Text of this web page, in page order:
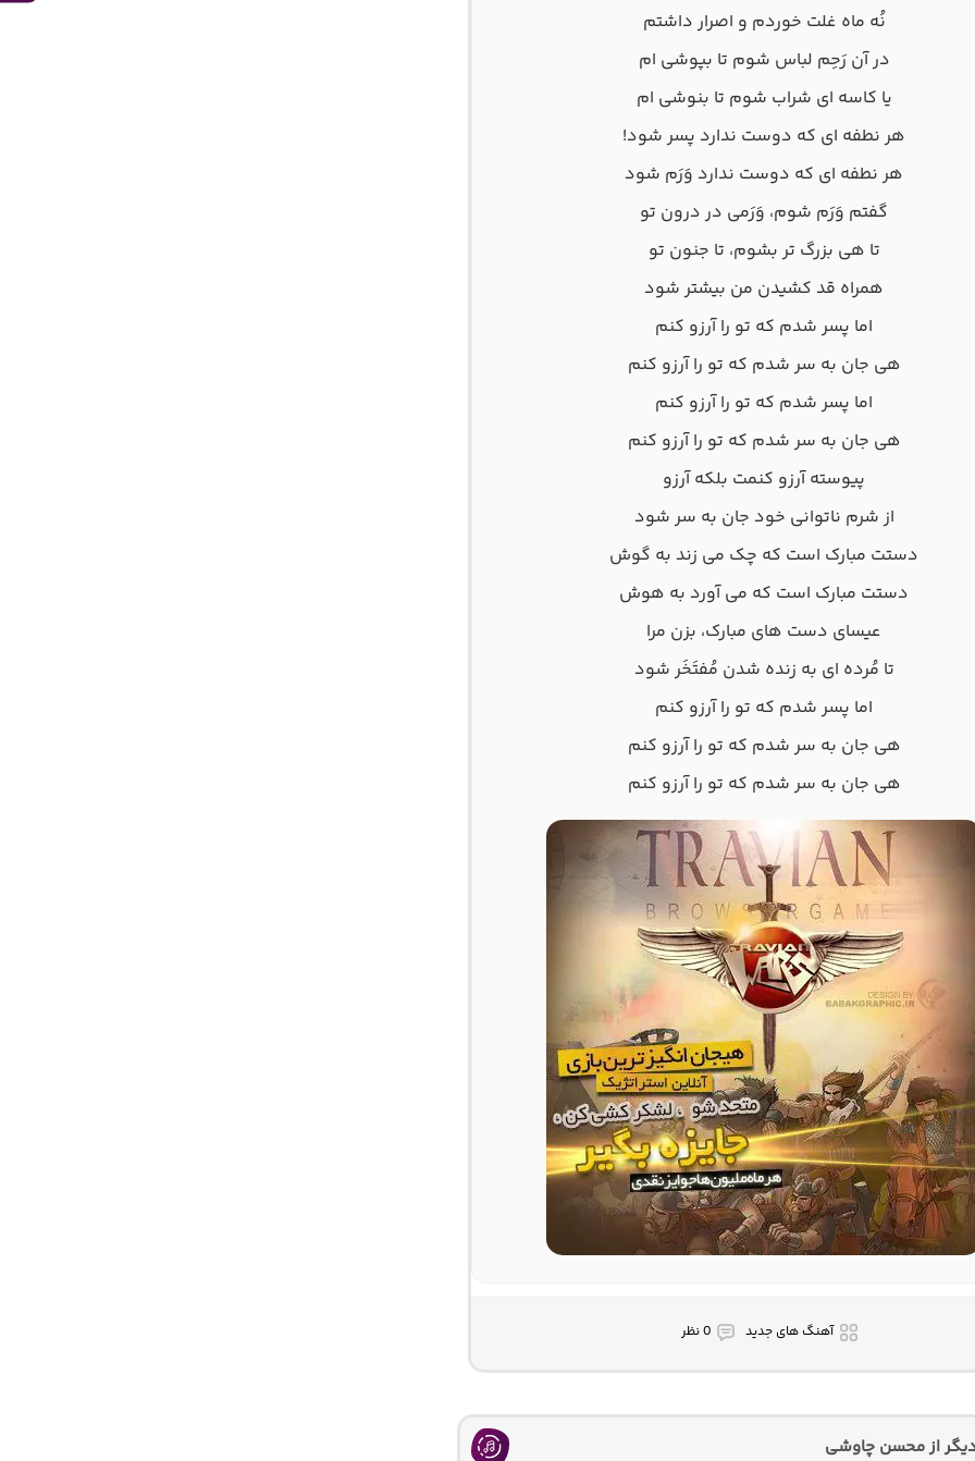
نُه ماه غلت خوردم و اصرار داشتم
در آن رَحِم لباس شوم تا بپوشی ام
یا کاسه ای شراب شوم تا بنوشی ام
هر نطفه ای که دوست ندارد پسر شود!
هر نطفه ای که دوست ندارد وَرَم شود
گفتم وَرَم شوم، وَرَمی در درون تو
تا هی بزرگ تر بشوم، تا جنون تو
همراه قد کشیدن من بیشتر شود
اما پسر شدم که تو را آرزو کنم
هی جان به سر شدم که تو را آرزو کنم
اما پسر شدم که تو را آرزو کنم
هی جان به سر شدم که تو را آرزو کنم
پیوسته آرزو کنمت بلکه آرزو
از شرم ناتوانی خود جان به سر شود
دستت مبارک است که چک می زند به گوش
دستت مبارک است که می آورد به هوش
عیسای دست های مبارک، بزن مرا
تا مُرده ای به زنده شدن مُفتَخَر شود
اما پسر شدم که تو را آرزو کنم
هی جان به سر شدم که تو را آرزو کنم
هی جان به سر شدم که تو را آرزو کنم
آهنگ های جدید 0 نظر
از محسن چاوشی